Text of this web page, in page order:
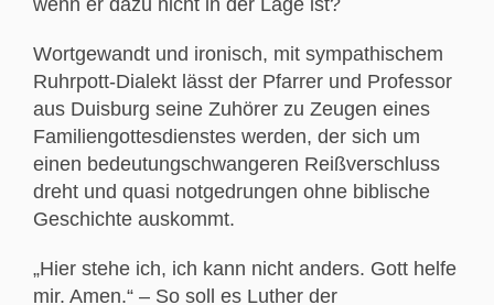
Wortgewandt und ironisch, mit sympathischem
Ruhrpott-Dialekt lässt der Pfarrer und Professor
aus Duisburg seine Zuhörer zu Zeugen eines
Familiengottesdienstes werden, der sich um
einen bedeutungschwangeren Reißverschluss
dreht und quasi notgedrungen ohne biblische
Geschichte auskommt.
„Hier stehe ich, ich kann nicht anders. Gott helfe
mir. Amen.“ – So soll es Luther der